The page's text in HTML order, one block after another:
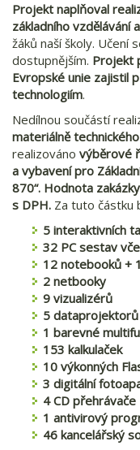
Projekt naplňoval
základního vzdělávání a
žáků naší školy. Učení
dostupnějším. Projekt
Evropské unie zajistil
technologiím.
Nedílnou součástí
materiálně
realizováno výběrové
a vybavení pro
870“. Hodnota
s DPH. Za tuto částku
5 interaktivních
32 PC sestav
12 notebooků +
2 netbooky
9 vizualizérů
5 dataprojektorů
1 barevné
153 kalkulaček
10 výkonných
3 digitální
4 CD přehrávače
1 antivirový
46 kancelářský